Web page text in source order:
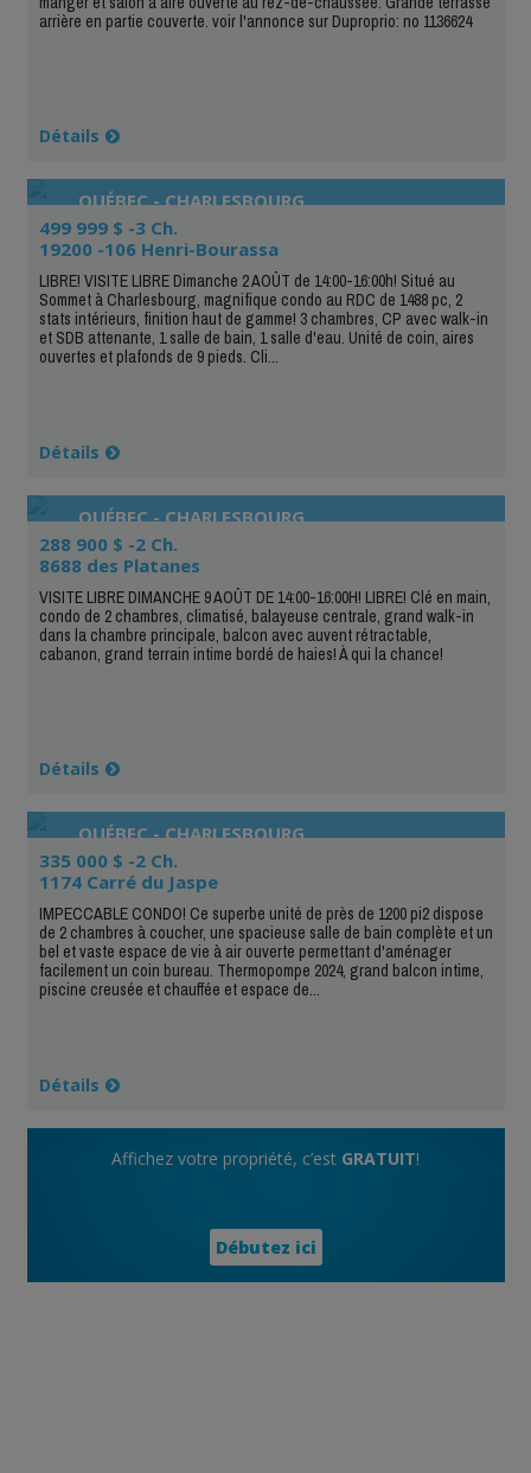
arrière en partie couverte. voir l'annonce sur Duproprio: no 1136624
Détails
QUÉBEC - CHARLESBOURG
499 999 $ -3 Ch.
19200 -106 Henri-Bourassa
LIBRE! VISITE LIBRE Dimanche 2 AOÛT de 14:00-16:00h! Situé au
Sommet à Charlesbourg, magnifique condo au RDC de 1488 pc, 2
stats intérieurs, finition haut de gamme! 3 chambres, CP avec walk-in
et SDB attenante, 1 salle de bain, 1 salle d'eau. Unité de coin, aires
ouvertes et plafonds de 9 pieds. Cli...
Détails
QUÉBEC - CHARLESBOURG
288 900 $ -2 Ch.
8688 des Platanes
VISITE LIBRE DIMANCHE 9 AOÛT DE 14:00-16:00H! LIBRE! Clé en main,
condo de 2 chambres, climatisé, balayeuse centrale, grand walk-in
dans la chambre principale, balcon avec auvent rétractable,
cabanon, grand terrain intime bordé de haies! À qui la chance!
Détails
QUÉBEC - CHARLESBOURG
335 000 $ -2 Ch.
1174 Carré du Jaspe
IMPECCABLE CONDO! Ce superbe unité de près de 1200 pi2 dispose
de 2 chambres à coucher, une spacieuse salle de bain complète et un
bel et vaste espace de vie à air ouverte permettant d'aménager
facilement un coin bureau. Thermopompe 2024, grand balcon intime,
piscine creusée et chauffée et espace de...
Détails
Affichez votre propriété, c’est GRATUIT!
Débutez ici